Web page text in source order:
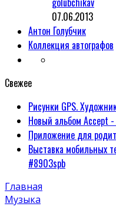
07.06.2013
Антон Голубчик
Коллекция автографов
Свежее
Рисунки GPS.
Новый альбом Accept
Приложение для
Выставка мобильных
#8903spb
Главная
Музыка